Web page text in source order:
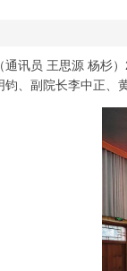
通讯员 王思源 杨杉
钧、副院长李中正、